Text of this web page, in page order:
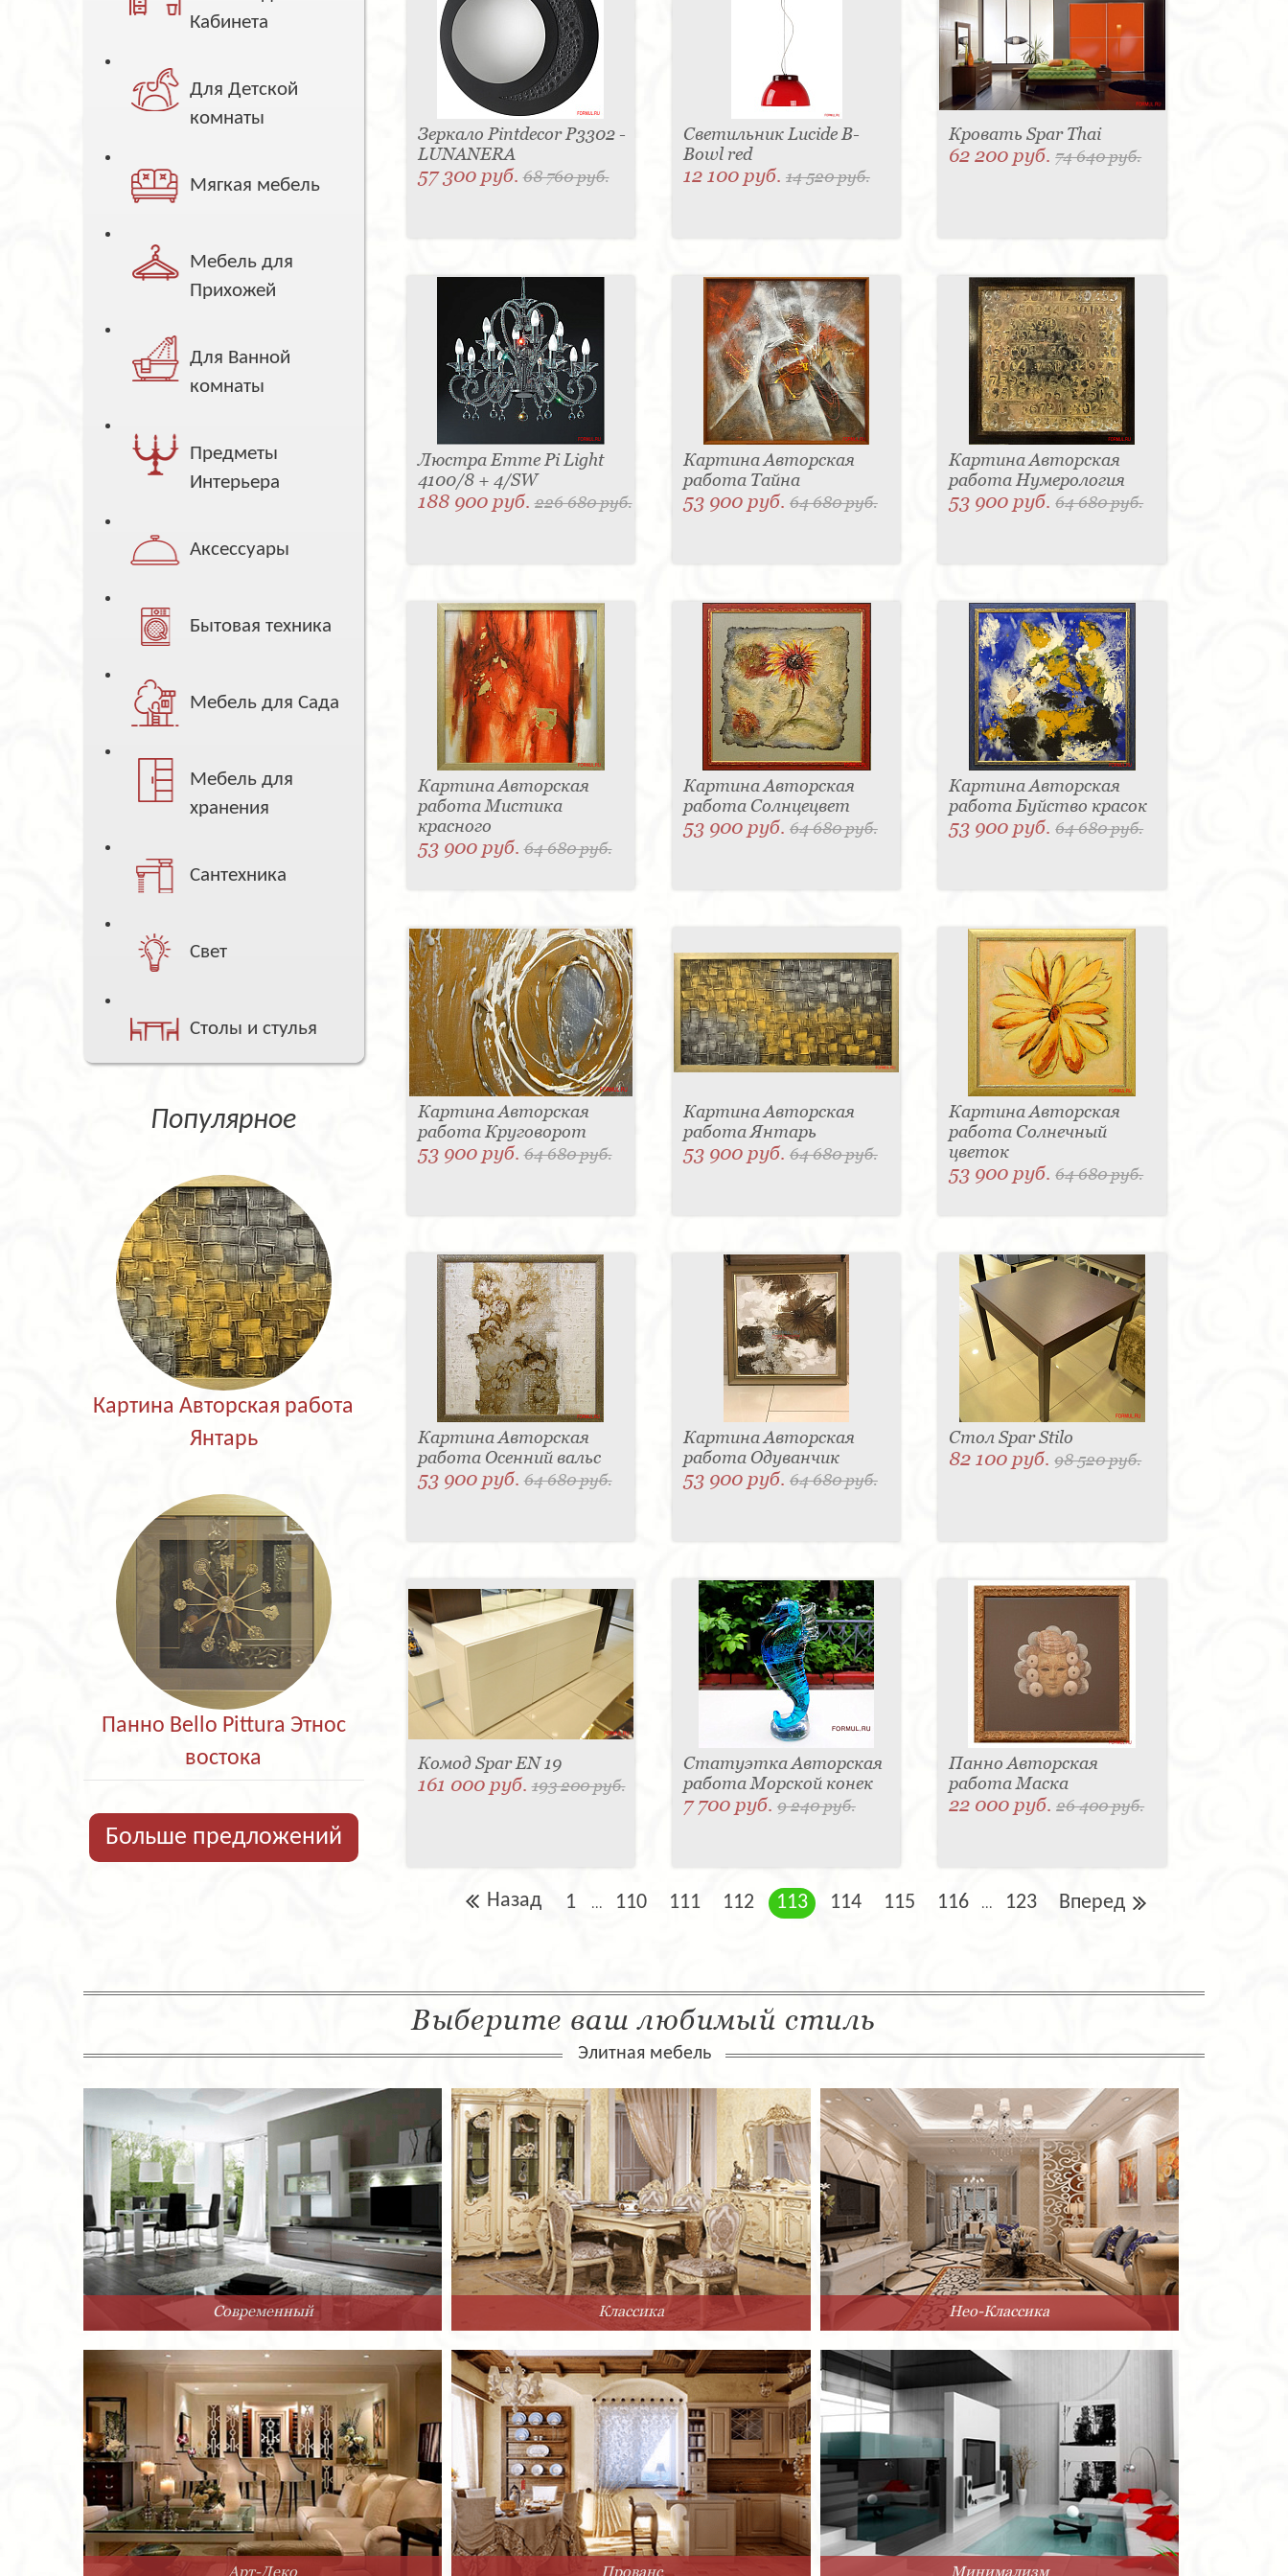
Кабинета
Для Детской
комнаты
Мягкая мебель
Мебель для
Прихожей
Для Ванной
комнаты
Предметы
Интерьера
Аксессуары
Бытовая техника
Мебель для Сада
Мебель для
хранения
Сантехника
Свет
Столы и стулья
Популярное
Картина Авторская работа
Янтарь
Панно Bello Pittura Этнос
востока
Больше предложений
Зеркало Pintdecor P3302 -
LUNANERA
57 300 руб.68 760 руб.
Светильник Lucide B-
Bowl red
12 100 руб. 14 520 руб.
Кровать Spar Thai
62 200 руб.74 640 руб.
Люстра Emme Pi Light
4100/8 + 4/SW
188 900 руб.226 680 руб.
Картина Авторская
работа Тайна
53 900 руб. 64 680 руб.
Картина Авторская
работа Нумерология
53 900 руб.64 680 руб.
Картина Авторская
работа Мистика
красного
53 900 руб.64 680 руб.
Картина Авторская
работа Солнцецвет
53 900 руб. 64 680 руб.
Картина Авторская
работа Буйство красок
53 900 руб.64 680 руб.
Картина Авторская
работа Круговорот
53 900 руб.64 680 руб.
Картина Авторская
работа Янтарь
53 900 руб. 64 680 руб.
Картина Авторская
работа Солнечный
цветок
53 900 руб.64 680 руб.
Картина Авторская
работа Осенний вальс
53 900 руб.64 680 руб.
Картина Авторская
работа Одуванчик
53 900 руб. 64 680 руб.
Стол Spar Stilo
82 100 руб.98 520 руб.
Комод Spar EN 19
161 000 руб.193 200 руб.
Статуэтка Авторская
работа Морской конек
7 700 руб. 9 240 руб.
Панно Авторская
работа Маска
22 000 руб.26 400 руб.
Назад 1 ... 110 111 112 113 114 115 116 ... 123 Вперед
Выберите ваш любимый стиль
Элитная мебель
Современный Классика Нео-Классика
Арт-Деко Прованс Минимализм